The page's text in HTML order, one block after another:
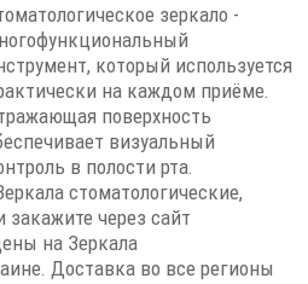
зеркало -
который используется
на каждом приёме.
поверхность
визуальный
в полости рта.
стоматологические,
закажите через сайт
на Зеркала
Доставка во все регионы